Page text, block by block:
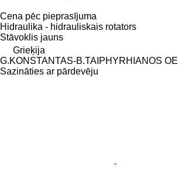
Cena pēc pieprasījuma
Hidraulika - hidrauliskais rotators
Stāvoklis jauns
Grieķija
G.KONSTANTAS-B.TAIPHYRHIANOS OE
Sazināties ar pārdevēju